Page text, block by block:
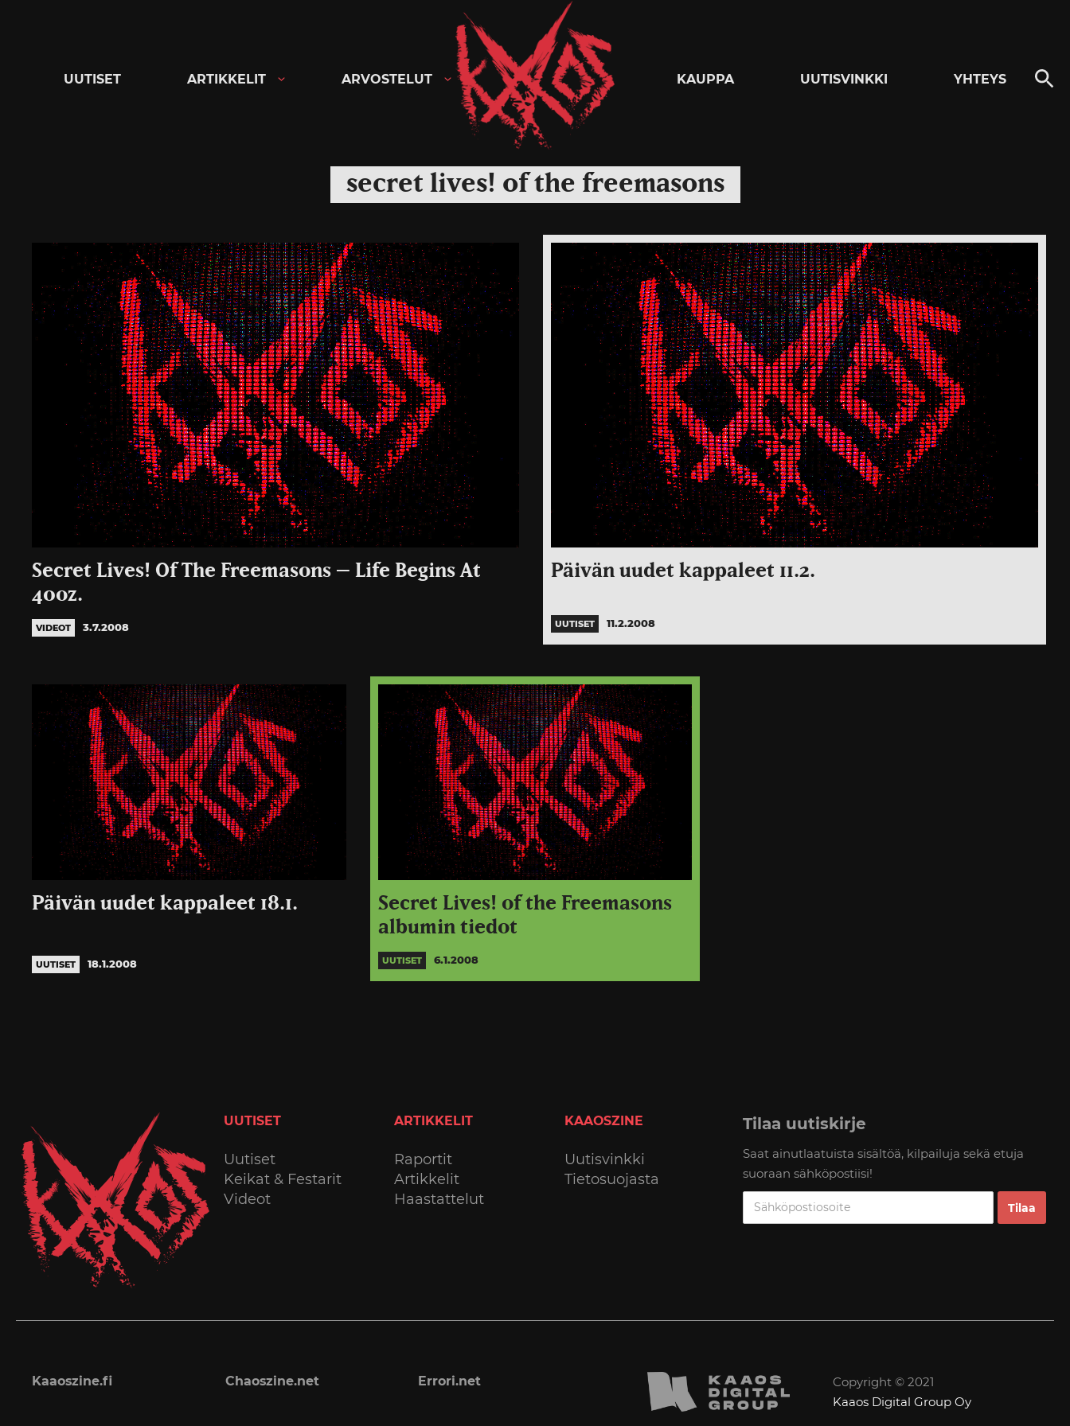
Kaaoszine
UUTISET ARTIKKELIT ARVOSTELUT KAUPPA UUTISVINKKI YHTEYS
secret lives! of the freemasons
Secret Lives! Of The Freemasons – Life Begins At
40oz.
VIDEOT 3.7.2008
Päivän uudet kappaleet 11.2.
UUTISET 11.2.2008
Päivän uudet kappaleet 18.1.
UUTISET 18.1.2008
Secret Lives! of the Freemasons
albumin tiedot
UUTISET 6.1.2008
UUTISET
Uutiset
Keikat & Festarit
Videot
ARTIKKELIT
Raportit
Artikkelit
Haastattelut
KAAOSZINE
Uutisvinkki
Tietosuojasta
Tilaa uutiskirje
Saat ainutlaatuista sisältöä, kilpailuja sekä etuja
suoraan sähköpostiisi!
Kaaoszine.fi Chaoszine.net Errori.net
Copyright © 2021
Kaaos Digital Group Oy